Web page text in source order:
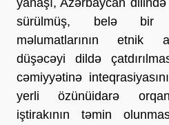
sürülmüş, belə bir
məlumatlarının etnik
düşəcəyi dildə
cəmiyyətinə
yerli özünüidarə
iştirakının təmin